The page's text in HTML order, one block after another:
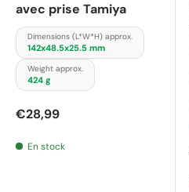
avec prise Tamiya
Dimensions (L*W*H) approx.
142x48.5x25.5 mm
Weight approx.
424 g
€28,99
En stock